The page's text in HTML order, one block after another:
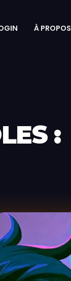
À PROPOS
: